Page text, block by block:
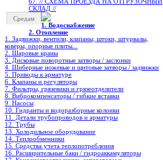
СКЛАД //
Средам
1. Водоснабжение
2. Отопление
1. Задвижки, вентили, клапаны, штоки, штурвалы,
коверы, опорные плиты...
2. Шаровые краны
3. Дисковые поворотные затворы / заслонки
4. Шиберные ножевые и щитовые затворы / задвижки
5. Приводы к арматуре
6. Клапаны и регуляторы
7. Фильтры, грязевики и грязеотделители
8. Виброкомпенсаторы / гибкие вставки
9. Насосы
10. Гидранты и водоразборные колонки
11. Детали трубопроводов и арматуры
12. Трубы
13. Холодильное oборудование
14. Теплообменники
15. Средства учета теплопотребления
16. Расширительные баки / гидроаккамуляторы